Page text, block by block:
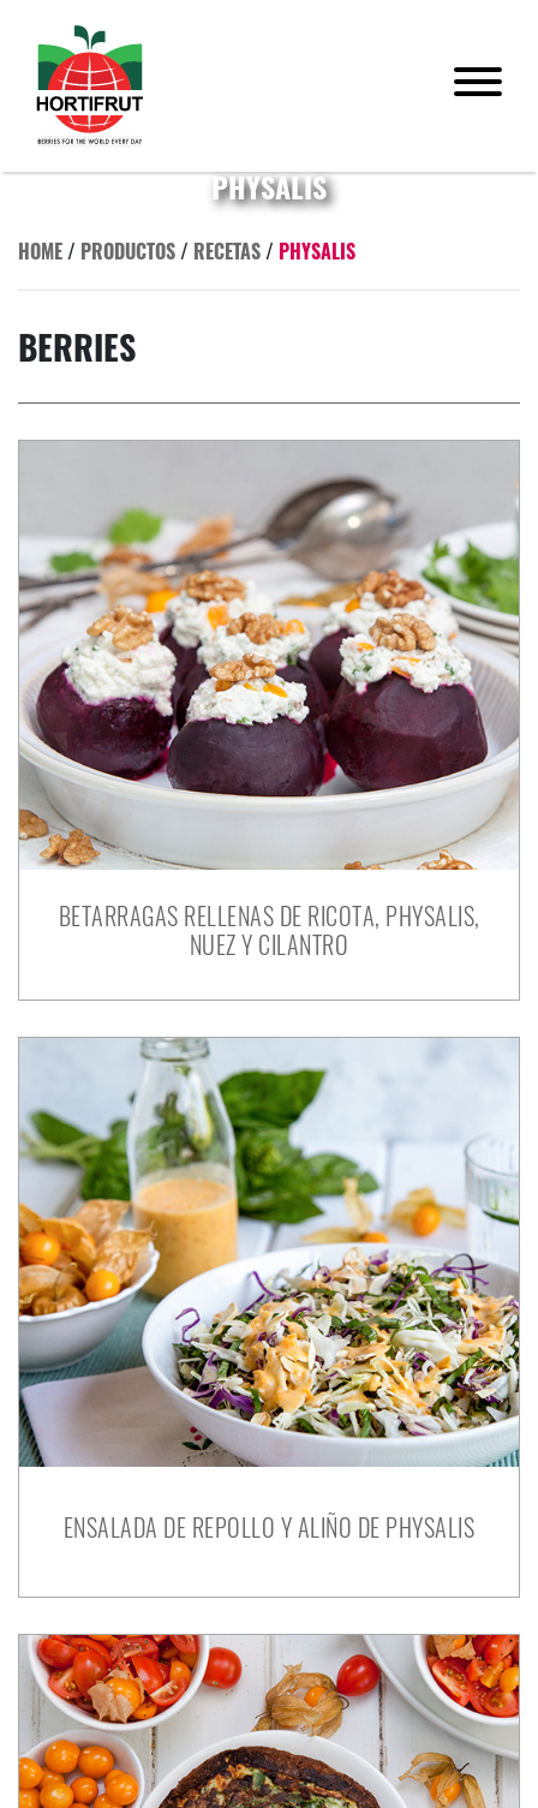
PHYSALIS
HOME / PRODUCTOS / RECETAS / PHYSALIS
BETARRAGAS RELLENAS DE RICOTA, PHYSALIS,
NUEZ Y CILANTRO
ENSALADA DE REPOLLO Y ALIÑO DE PHYSALIS
BERRIES